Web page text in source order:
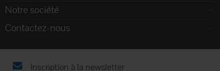
Notre société
Contactez-nous
Inscription à la newsletter